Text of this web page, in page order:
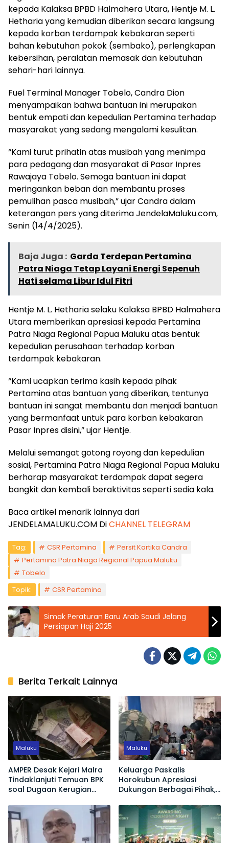
kepada Kalaksa BPBD Halmahera Utara, Hentje M. L.
Hetharia yang kemudian diberikan secara langsung
kepada korban terdampak kebakaran seperti
bahan kebutuhan pokok (sembako), perlengkapan
kebersihan, peralatan memasak dan kebutuhan
sehari-hari lainnya.
Fuel Terminal Manager Tobelo, Candra Dion
menyampaikan bahwa bantuan ini merupakan
bentuk empati dan kepedulian Pertamina terhadap
masyarakat yang sedang mengalami kesulitan.
“Kami turut prihatin atas musibah yang menimpa
para pedagang dan masyarakat di Pasar Inpres
Rawajaya Tobelo. Semoga bantuan ini dapat
meringankan beban dan membantu proses
pemulihan pasca musibah,” ujar Candra dalam
keterangan pers yang diterima JendelaMaluku.com,
Senin (14/4/2025).
Baja Juga : Garda Terdepan Pertamina
Patra Niaga Tetap Layani Energi Sepenuh
Hati selama Libur Idul Fitri
Hentje M. L. Hetharia selaku Kalaksa BPBD Halmahera
Utara memberikan apresiasi kepada Pertamina
Patra Niaga Regional Papua Maluku atas bentuk
kepedulian perusahaan terhadap korban
terdampak kebakaran.
“Kami ucapkan terima kasih kepada pihak
Pertamina atas bantuan yang diberikan, tentunya
bantuan ini sangat membantu dan menjadi bantuan
yang bermanfaat untuk para korban kebakaran
Pasar Inpres disini,” ujar Hentje.
Melalui semangat gotong royong dan kepedulian
sosial, Pertamina Patra Niaga Regional Papua Maluku
berharap masyarakat terdampak dapat segera
bangkit dan kembali beraktivitas seperti sedia kala.
Baca artikel menarik lainnya dari
JENDELAMALUKU.COM DiCHANNEL TELEGRAM
Tag: CSR Pertamina
Persit Kartika Candra
Pertamina Patra Niaga Regional Papua Maluku
Tobelo
Topik:
CSR Pertamina
Simak Peraturan Baru Arab Saudi Jelang
Persiapan Haji 2025
Berita Terkait Lainnya
Maluku
AMPER Desak Kejari Malra
Tindaklanjuti Temuan BPK
soal Dugaan Kerugian
Langgur
Maluku
Keluarga Paskalis
Horokubun Apresiasi
Dukungan Berbagai Pihak,
Adik Korban Tetap
Terjamin